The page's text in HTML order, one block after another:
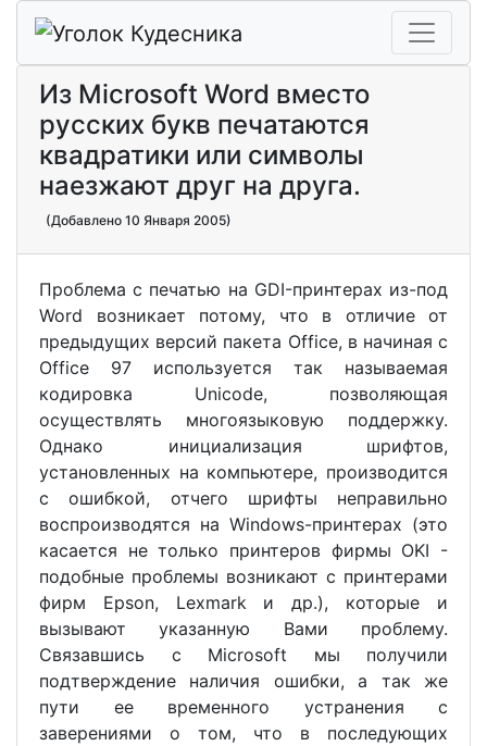
Из Microsoft Word вместо
русских букв печатаются
квадратики или символы
наезжают друг на друга.
(Добавлено 10 Января 2005)
Проблема с печатью на GDI-принтерах из-под
Word возникает потому, что в отличие от
предыдущих версий пакета Office, в начиная с
Office 97 используется так называемая
кодировка Unicode, позволяющая
осуществлять многоязыковую поддержку.
Однако инициализация шрифтов,
установленных на компьютере, производится
с ошибкой, отчего шрифты неправильно
воспроизводятся на Windows-принтерах (это
касается не только принтеров фирмы OKI -
подобные проблемы возникают с принтерами
фирм Epson, Lexmark и др.), которые и
вызывают указанную Вами проблему.
Связавшись с Microsoft мы получили
подтверждение наличия ошибки, а так же
пути ее временного устранения с
заверениями о том, что в последующих